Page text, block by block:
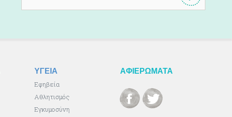
ΥΓΕΙΑ
Εφηβεία
Αθλητισμός
Εγκυμοσύνη
ΑΦΙΕΡΩΜΑΤΑ